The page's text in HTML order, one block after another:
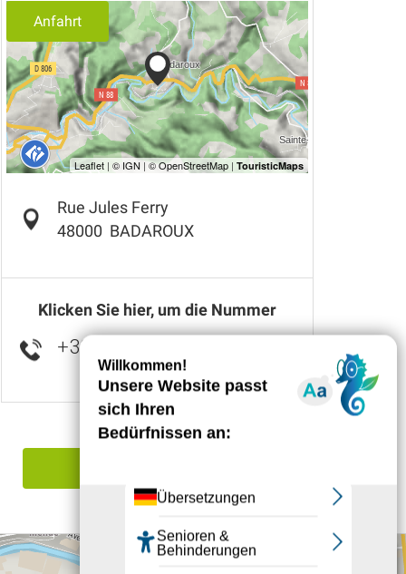
Anfahrt
Rue Jules Ferry
48000 BADAROUX
Klicken Sie hier, um die Nummer
+33 4 66 47 74